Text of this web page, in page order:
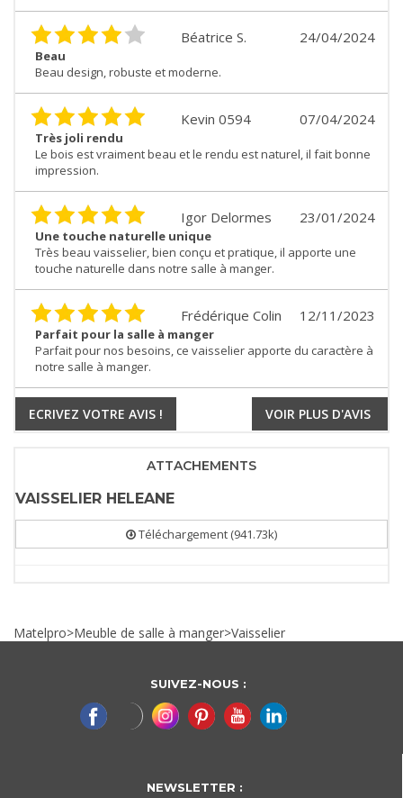
24/04/2024
Béatrice S.
Beau
Beau design, robuste et moderne.
07/04/2024
Kevin 0594
Très joli rendu
Le bois est vraiment beau et le rendu est naturel, il fait bonne
impression.
23/01/2024
Igor Delormes
Une touche naturelle unique
Très beau vaisselier, bien conçu et pratique, il apporte une
touche naturelle dans notre salle à manger.
12/11/2023
Frédérique Colin
Parfait pour la salle à manger
Parfait pour nos besoins, ce vaisselier apporte du caractère à
notre salle à manger.
ECRIVEZ VOTRE AVIS ! VOIR PLUS D'AVIS
ATTACHEMENTS
VAISSELIER HELEANE
Téléchargement (941.73k)
Matelpro>Meuble de salle à manger>Vaisselier
SUIVEZ-NOUS :
NEWSLETTER :